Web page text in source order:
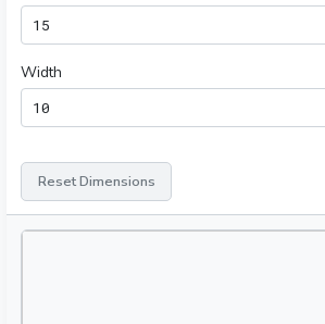
Width
Reset Dimensions